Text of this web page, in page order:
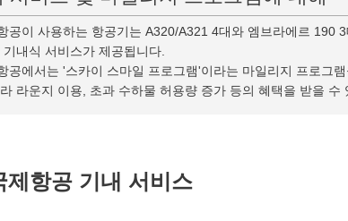
공이 사용하는 항공기는 A320/A321 4대와 엠브라에르 190
내식 서비스가 제공됩니다.
공에서는 '스카이 스마일 프로그램'이라는 마일리지 프로그
라운지 이용, 초과 수하물 허용량 증가 등의 혜택을 받을 수
제항공 기내 서비스